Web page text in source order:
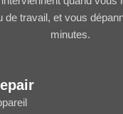
de travail, et vous
minutes.